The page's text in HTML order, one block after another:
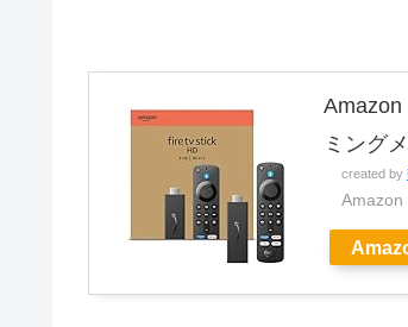
Amazon
ミング
created by
Amazon